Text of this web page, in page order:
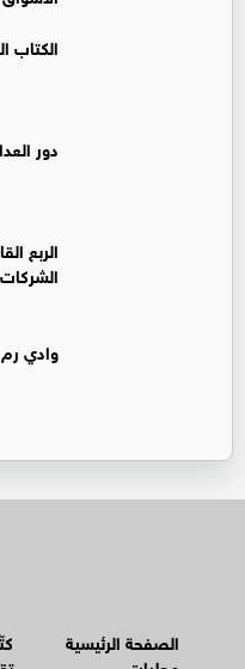
الكتاب
دور
الربع
الشركات
وادي رم
الصفحة الرئيسية